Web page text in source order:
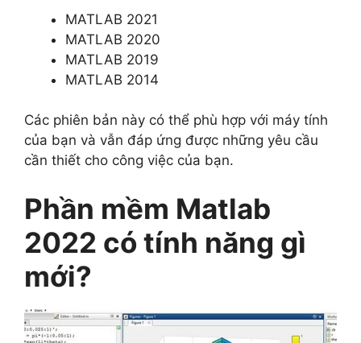
MATLAB 2021
MATLAB 2020
MATLAB 2019
MATLAB 2014
Các phiên bản này có thể phù hợp với máy tính
của bạn và vẫn đáp ứng được những yêu cầu
cần thiết cho công việc của bạn.
Phần mềm Matlab
2022 có tính năng gì
mới?